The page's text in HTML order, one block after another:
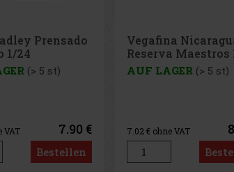
Prensado
1/24
(> 5 st)
VAT 7.90 €
Bestellen
Vegafina
Reserva Maestros
AUF LAGER(> 5 st)
7.02€ ohne VAT